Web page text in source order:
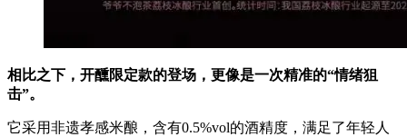
相比之下，开醺限定款的登场，更像是一次精准的“情绪狙
击”。
它采用非遗孝感米酿，含有0.5%vol的酒精度，满足了年轻人